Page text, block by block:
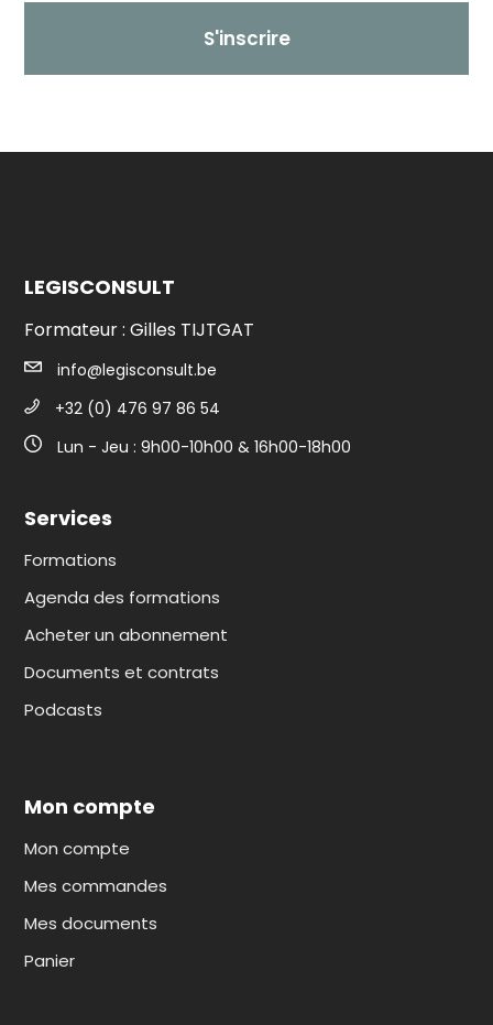
S'inscrire
LEGISCONSULT
Formateur : Gilles TIJTGAT
info@legisconsult.be
+32 (0) 476 97 86 54
Lun - Jeu : 9h00-10h00 & 16h00-18h00
Services
Formations
Agenda des formations
Acheter un abonnement
Documents et contrats
Podcasts
Mon compte
Mon compte
Mes commandes
Mes documents
Panier